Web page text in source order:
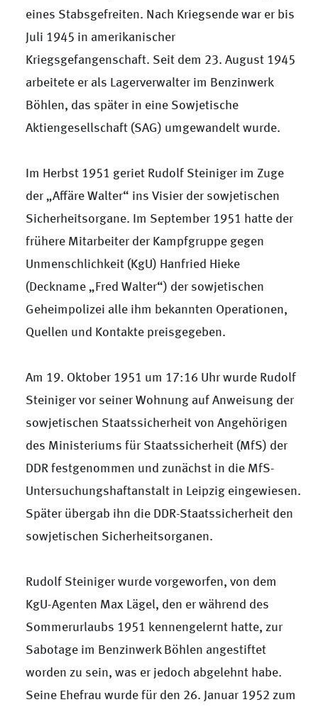
eines Stabsgefreiten. Nach Kriegsende war er bis
Juli 1945 in amerikanischer
Kriegsgefangenschaft. Seit dem 23. August 1945
arbeitete er als Lagerverwalter im Benzinwerk
Böhlen, das später in eine Sowjetische
Aktiengesellschaft (SAG) umgewandelt wurde.
Im Herbst 1951 geriet Rudolf Steiniger im Zuge
der „Affäre Walter“ ins Visier der sowjetischen
Sicherheitsorgane. Im September 1951 hatte der
frühere Mitarbeiter der Kampfgruppe gegen
Unmenschlichkeit (KgU) Hanfried Hieke
(Deckname „Fred Walter“) der sowjetischen
Geheimpolizei alle ihm bekannten Operationen,
Quellen und Kontakte preisgegeben.
Am 19. Oktober 1951 um 17:16 Uhr wurde Rudolf
Steiniger vor seiner Wohnung auf Anweisung der
sowjetischen Staatssicherheit von Angehörigen
des Ministeriums für Staatssicherheit (MfS) der
DDR festgenommen und zunächst in die MfS-
Untersuchungshaftanstalt in Leipzig eingewiesen.
Später übergab ihn die DDR-Staatssicherheit den
sowjetischen Sicherheitsorganen.
Rudolf Steiniger wurde vorgeworfen, von dem
KgU-Agenten Max Lägel, den er während des
Sommerurlaubs 1951 kennengelernt hatte, zur
Sabotage im Benzinwerk Böhlen angestiftet
worden zu sein, was er jedoch abgelehnt habe.
Seine Ehefrau wurde für den 26. Januar 1952 zum